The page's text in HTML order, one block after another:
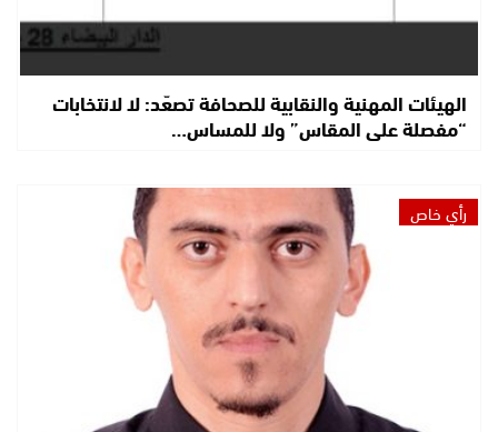
الهيئات المهنية والنقابية للصحافة تصعّد: لا لانتخابات
“مفصلة على المقاس” ولا للمساس…
رأي خاص